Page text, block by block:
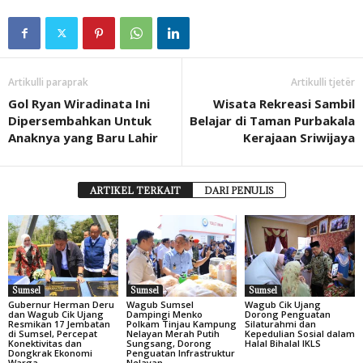
Artikulli paraprak
Gol Ryan Wiradinata Ini
Dipersembahkan Untuk
Anaknya yang Baru Lahir
Artikulli tjetër
Wisata Rekreasi Sambil
Belajar di Taman Purbakala
Kerajaan Sriwijaya
ARTIKEL TERKAIT DARI PENULIS
Sumsel
Gubernur Herman Deru
dan Wagub Cik Ujang
Resmikan 17 Jembatan
di Sumsel, Percepat
Konektivitas dan
Dongkrak Ekonomi
Sumsel
Wagub Sumsel
Dampingi Menko
Polkam Tinjau Kampung
Nelayan Merah Putih
Sungsang, Dorong
Penguatan Infrastruktur
Sumsel
Wagub Cik Ujang
Dorong Penguatan
Silaturahmi dan
Kepedulian Sosial dalam
Halal Bihalal IKLS